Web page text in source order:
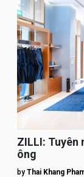
ZILLI: Tuyên
ông
by Thai Khang